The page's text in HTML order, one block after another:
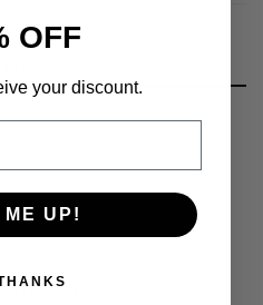
kerrosta)
OFF
your discount.
ME UP!